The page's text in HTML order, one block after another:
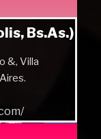
Bs.As.)
&, Villa